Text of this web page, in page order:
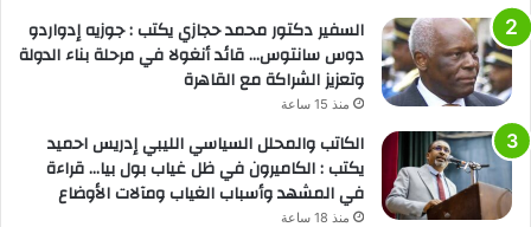
السفير دكتور محمد حجازي يكتب : جوزيه إدواردو
دوس سانتوس… قائد أنغولا في مرحلة بناء الدولة
وتعزيز الشراكة مع القاهرة
منذ 15 ساعة
الكاتب والمحلل السياسي الليبي إدريس احميد
يكتب : الكاميرون في ظل غياب بول بيا… قراءة
في المشهد وأسباب الغياب ومآلات الأوضاع
منذ 18 ساعة